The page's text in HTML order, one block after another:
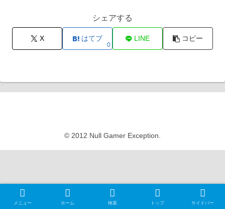
シェアする
X はてブ
0
LINE コピー
© 2012 Null Gamer Exception.
メニュー ホーム 検索 トップ サイドバー